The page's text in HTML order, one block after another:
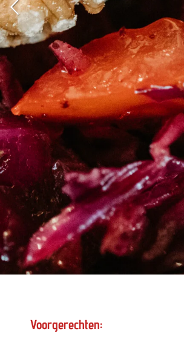
Voorgerechten: